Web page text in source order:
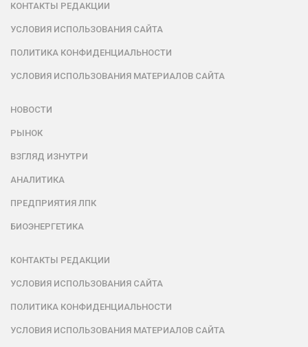
КОНТАКТЫ РЕДАКЦИИ
УСЛОВИЯ ИСПОЛЬЗОВАНИЯ САЙТА
ПОЛИТИКА КОНФИДЕНЦИАЛЬНОСТИ
УСЛОВИЯ ИСПОЛЬЗОВАНИЯ МАТЕРИАЛОВ САЙТА
НОВОСТИ
РЫНОК
ВЗГЛЯД ИЗНУТРИ
АНАЛИТИКА
ПРЕДПРИЯТИЯ ЛПК
БИОЭНЕРГЕТИКА
КОНТАКТЫ РЕДАКЦИИ
УСЛОВИЯ ИСПОЛЬЗОВАНИЯ САЙТА
ПОЛИТИКА КОНФИДЕНЦИАЛЬНОСТИ
УСЛОВИЯ ИСПОЛЬЗОВАНИЯ МАТЕРИАЛОВ САЙТА